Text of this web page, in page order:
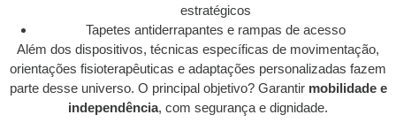
estratégicos
Tapetes antiderrapantes e rampas de acesso
Além dos dispositivos, técnicas específicas de movimentação,
orientações fisioterapêuticas e adaptações personalizadas fazem
parte desse universo. O principal objetivo? Garantir mobilidade e
independência, com segurança e dignidade.